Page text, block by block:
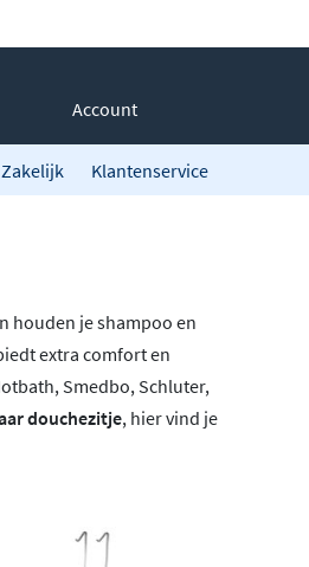
Account
Zakelijk Klantenservice
houden je shampoo en
extra comfort en
Smedbo, Schluter,
douchezitje, hier vind je